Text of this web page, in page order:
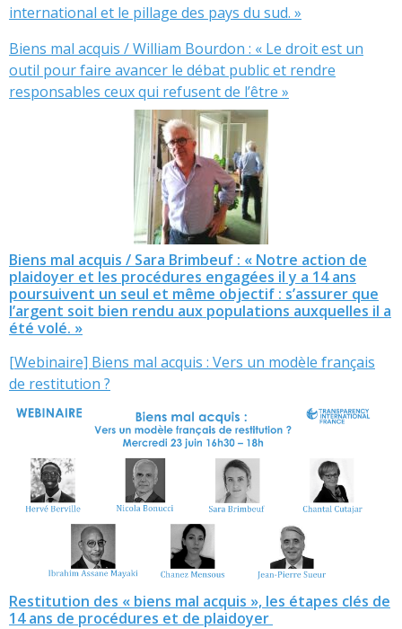
international et le pillage des pays du sud. »
Biens mal acquis / William Bourdon : « Le droit est un
outil pour faire avancer le débat public et rendre
responsables ceux qui refusent de l’être »
Biens mal acquis / Sara Brimbeuf : « Notre action de
plaidoyer et les procédures engagées il y a 14 ans
poursuivent un seul et même objectif : s’assurer que
l’argent soit bien rendu aux populations auxquelles il a
été volé. »
[Webinaire] Biens mal acquis : Vers un modèle français
de restitution ?
Restitution des « biens mal acquis », les étapes clés de
14 ans de procédures et de plaidoyer